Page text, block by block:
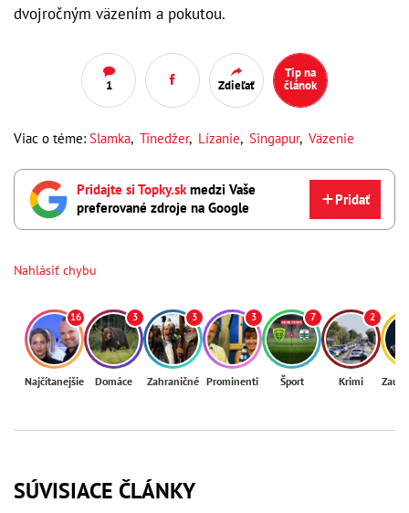
dvojročným väzením a pokutou.
1 Zdieľať
Tip na
článok
Viac o téme: Slamka, Tínedžer, Lízanie, Singapur, Väzenie
Pridajte si Topky.skmedzi Vaše
preferované zdroje na Google
Pridať
Nahlásiť chybu
16
Najčítanejšie
3
Domáce
3
Zahraničné
3
Prominenti
7
Šport
2
Krimi
SÚVISIACE ČLÁNKY